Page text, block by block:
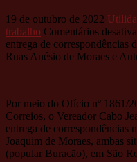
19 de outubro de 2022
trabalho Comentários
entrega de correspondências
Ruas Anésio de Moraes e
Por meio do Ofício nº 1861/
Correios, o Vereador Cabo
entrega de correspondências
Joaquim de Moraes, ambas
(popular Buracão), em São